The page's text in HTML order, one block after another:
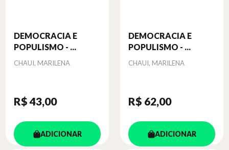
DEMOCRACIA E
POPULISMO - ...
Autor
CHAUI, MARILENA
R$ 43,00
ADICIONAR
DEMOCRACIA E
POPULISMO - ...
Autor
CHAUI, MARILENA
R$ 62,00
ADICIONAR